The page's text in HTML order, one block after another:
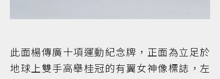
此面楊傳廣十項運動紀念牌，正面為立足於
地球上雙手高舉桂冠的有翼女神像標誌，左